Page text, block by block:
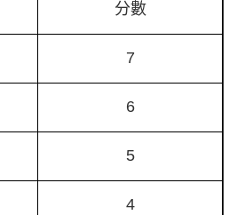
分數
7
6
5
4